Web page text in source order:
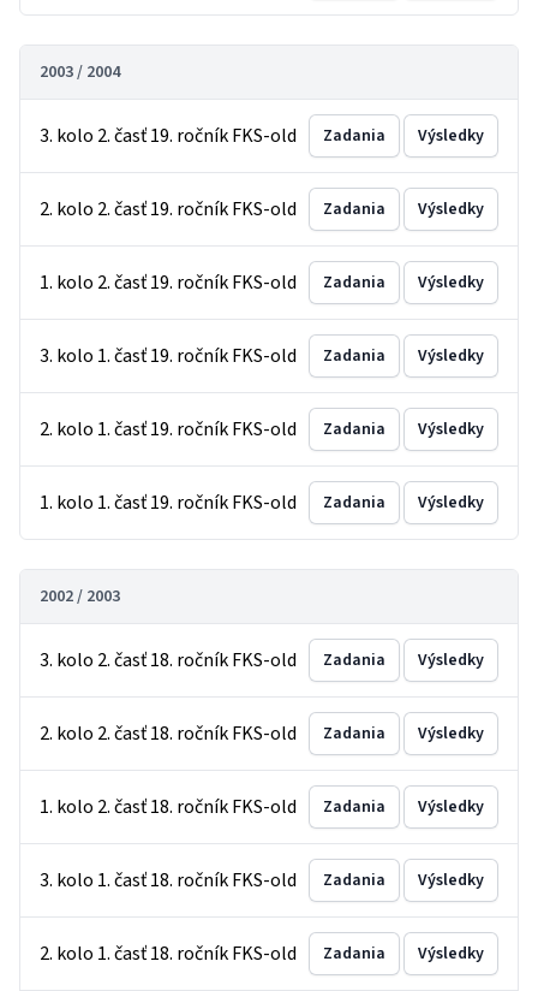
2003 / 2004
3. kolo 2. časť 19. ročník FKS-old Zadania Výsledky
2. kolo 2. časť 19. ročník FKS-old Zadania Výsledky
1. kolo 2. časť 19. ročník FKS-old Zadania Výsledky
3. kolo 1. časť 19. ročník FKS-old Zadania Výsledky
2. kolo 1. časť 19. ročník FKS-old Zadania Výsledky
1. kolo 1. časť 19. ročník FKS-old Zadania Výsledky
2002 / 2003
3. kolo 2. časť 18. ročník FKS-old Zadania Výsledky
2. kolo 2. časť 18. ročník FKS-old Zadania Výsledky
1. kolo 2. časť 18. ročník FKS-old Zadania Výsledky
3. kolo 1. časť 18. ročník FKS-old Zadania Výsledky
2. kolo 1. časť 18. ročník FKS-old Zadania Výsledky